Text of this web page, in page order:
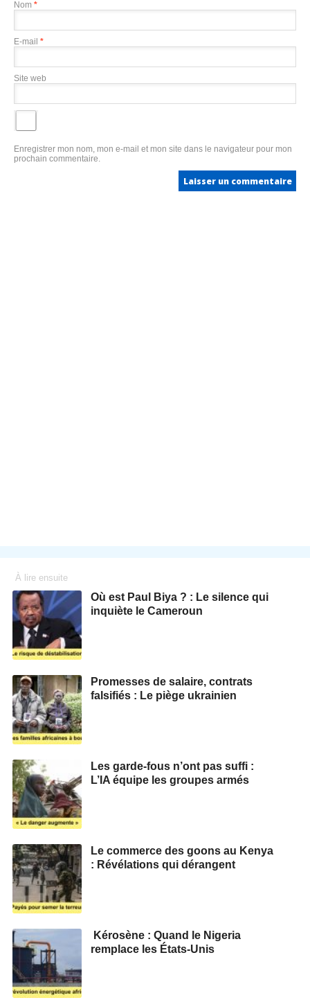
Nom *
E-mail *
Site web
Enregistrer mon nom, mon e-mail et mon site dans le navigateur pour mon
prochain commentaire.
À lire ensuite
Où est Paul Biya ? : Le silence qui
inquiète le Cameroun
Promesses de salaire, contrats
falsifiés : Le piège ukrainien
Les garde-fous n’ont pas suffi :
L’IA équipe les groupes armés
Le commerce des goons au Kenya
: Révélations qui dérangent
Kérosène : Quand le Nigeria
remplace les États-Unis